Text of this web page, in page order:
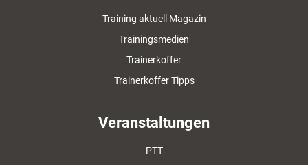
Training aktuell Magazin
Trainingsmedien
Trainerkoffer
Trainerkoffer Tipps
Veranstaltungen
PTT